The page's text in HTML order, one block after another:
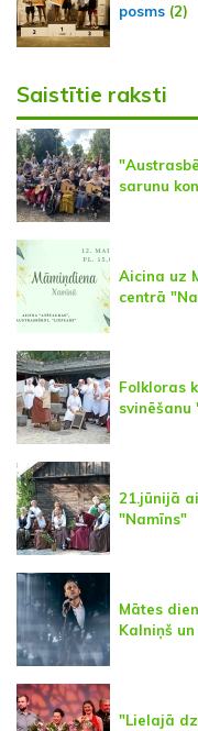
posms (2)
Saistītie raksti
sarunu
Aicina uz
centrā
Folkloras
svinēšanu
21.jūnijā
"Namīns"
Mātes
Kalniņš un
"Lielajā